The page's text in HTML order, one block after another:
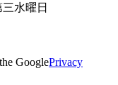
水曜日
GooglePrivacy